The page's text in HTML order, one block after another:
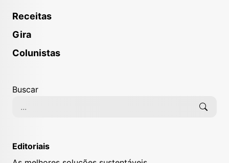
Receitas
Gira
Colunistas
Buscar
Editoriais